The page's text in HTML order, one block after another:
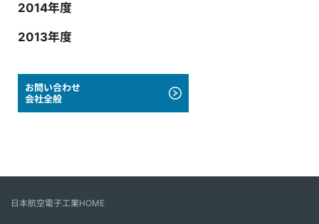
2014年度
2013年度
お問い合わせ
会社全般
日本航空電子工業HOME